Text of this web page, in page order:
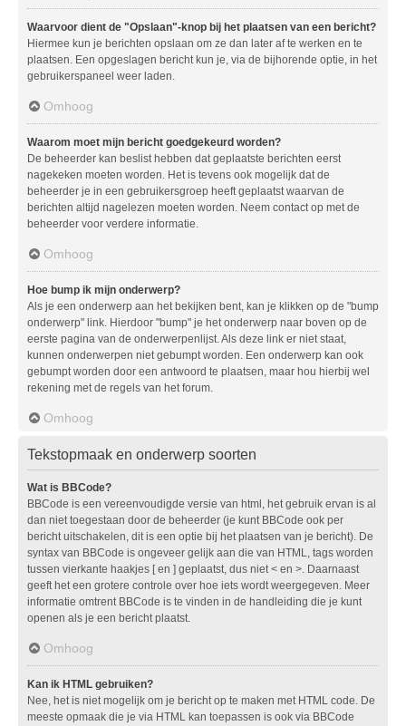
Waarvoor dient de "Opslaan"-knop bij het plaatsen van een bericht?
Hiermee kun je berichten opslaan om ze dan later af te werken en te
plaatsen. Een opgeslagen bericht kun je, via de bijhorende optie, in het
gebruikerspaneel weer laden.
Omhoog
Waarom moet mijn bericht goedgekeurd worden?
De beheerder kan beslist hebben dat geplaatste berichten eerst
nagekeken moeten worden. Het is tevens ook mogelijk dat de
beheerder je in een gebruikersgroep heeft geplaatst waarvan de
berichten altijd nagelezen moeten worden. Neem contact op met de
beheerder voor verdere informatie.
Omhoog
Hoe bump ik mijn onderwerp?
Als je een onderwerp aan het bekijken bent, kan je klikken op de "bump
onderwerp" link. Hierdoor "bump" je het onderwerp naar boven op de
eerste pagina van de onderwerpenlijst. Als deze link er niet staat,
kunnen onderwerpen niet gebumpt worden. Een onderwerp kan ook
gebumpt worden door een antwoord te plaatsen, maar hou hierbij wel
rekening met de regels van het forum.
Omhoog
Tekstopmaak en onderwerp soorten
Wat is BBCode?
BBCode is een vereenvoudigde versie van html, het gebruik ervan is al
dan niet toegestaan door de beheerder (je kunt BBCode ook per
bericht uitschakelen, dit is een optie bij het plaatsen van je bericht). De
syntax van BBCode is ongeveer gelijk aan die van HTML, tags worden
tussen vierkante haakjes [ en ] geplaatst, dus niet < en >. Daarnaast
geeft het een grotere controle over hoe iets wordt weergegeven. Meer
informatie omtrent BBCode is te vinden in de handleiding die je kunt
openen als je een bericht plaatst.
Omhoog
Kan ik HTML gebruiken?
Nee, het is niet mogelijk om je bericht op te maken met HTML code. De
meeste opmaak die je via HTML kan toepassen is ook via BBCode